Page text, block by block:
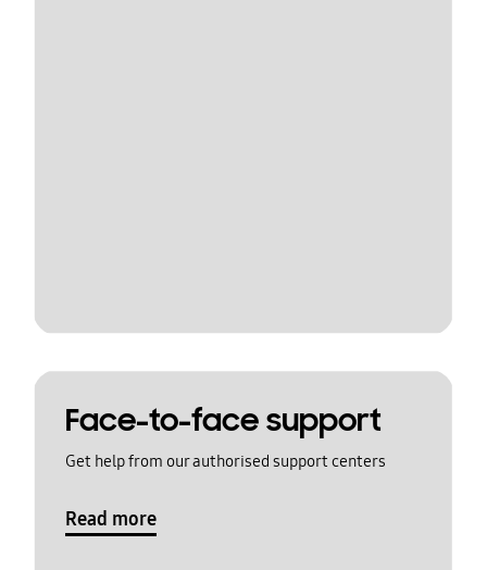
Face-to-face support
Get help from our authorised support centers
Read more